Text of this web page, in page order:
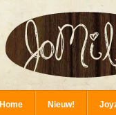
Home Nieuw!